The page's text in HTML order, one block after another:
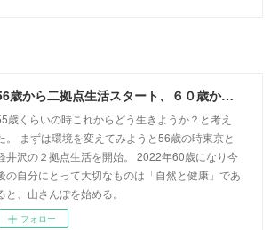
56歳から二拠点生活スタート、６０歳からの山さんぽ
歳くらいの時これからどう生きようか？と考え
。 まずは環境を変えてみようと56歳の時東京と
井沢の２拠点生活を開始。 2022年60歳になり今
の自分にとって大切なものは「自然と健康」であ
と、山さんぽを始める。
フォロー